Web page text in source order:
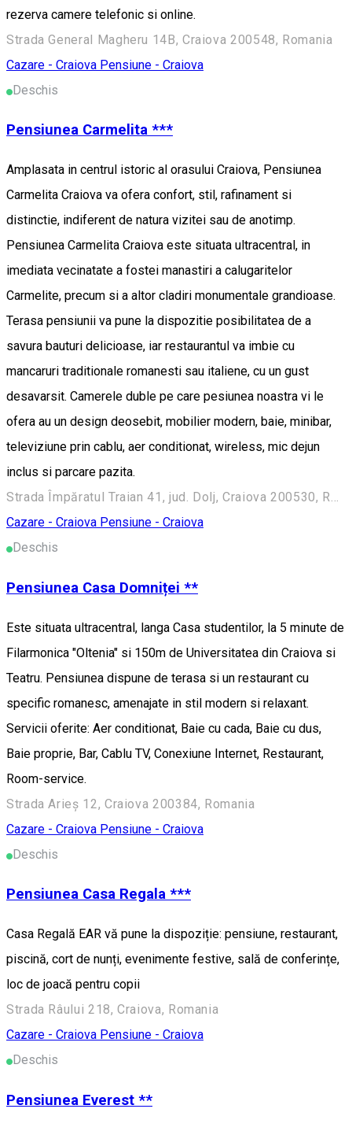
rezerva camere telefonic si online.
Strada General Magheru 14B, Craiova 200548, Romania
Cazare - Craiova Pensiune - Craiova
Deschis
Pensiunea Carmelita ***
Amplasata in centrul istoric al orasului Craiova, Pensiunea
Carmelita Craiova va ofera confort, stil, rafinament si
distinctie, indiferent de natura vizitei sau de anotimp.
Pensiunea Carmelita Craiova este situata ultracentral, in
imediata vecinatate a fostei manastiri a calugaritelor
Carmelite, precum si a altor cladiri monumentale grandioase.
Terasa pensiunii va pune la dispozitie posibilitatea de a
savura bauturi delicioase, iar restaurantul va imbie cu
mancaruri traditionale romanesti sau italiene, cu un gust
desavarsit. Camerele duble pe care pesiunea noastra vi le
ofera au un design deosebit, mobilier modern, baie, minibar,
televiziune prin cablu, aer conditionat, wireless, mic dejun
inclus si parcare pazita.
Strada Împăratul Traian 41, jud. Dolj, Craiova 200530, Romania
Cazare - Craiova Pensiune - Craiova
Deschis
Pensiunea Casa Domniței **
Este situata ultracentral, langa Casa studentilor, la 5 minute de
Filarmonica "Oltenia" si 150m de Universitatea din Craiova si
Teatru. Pensiunea dispune de terasa si un restaurant cu
specific romanesc, amenajate in stil modern si relaxant.
Servicii oferite: Aer conditionat, Baie cu cada, Baie cu dus,
Baie proprie, Bar, Cablu TV, Conexiune Internet, Restaurant,
Room-service.
Strada Arieș 12, Craiova 200384, Romania
Cazare - Craiova Pensiune - Craiova
Deschis
Pensiunea Casa Regala ***
Casa Regală EAR vă pune la dispoziție: pensiune, restaurant,
piscină, cort de nunți, evenimente festive, sală de conferințe,
loc de joacă pentru copii
Strada Râului 218, Craiova, Romania
Cazare - Craiova Pensiune - Craiova
Deschis
Pensiunea Everest **